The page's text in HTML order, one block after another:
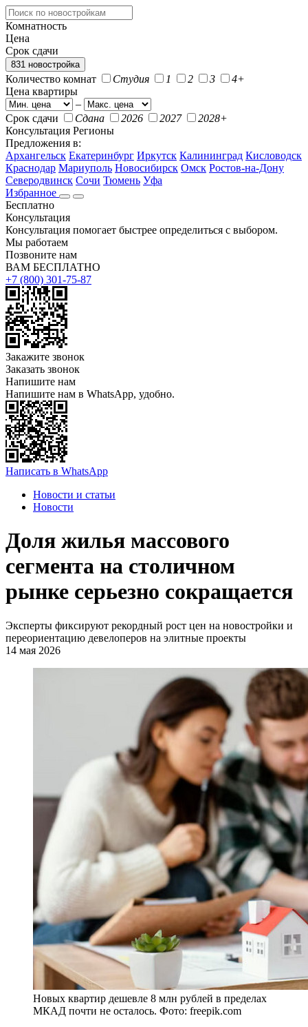
Комнатность
Цена
Срок сдачи
831 новостройка
Количество комнат Студия 1 2 3
4+
Цена квартиры
–
Срок сдачи
Сдана 2026 2027
2028+
Консультация Регионы
Предложения в:
Архангельск Екатеринбург Иркутск Калининград Кисловодск
Краснодар Мариуполь Новосибирск Омск Ростов-на-Дону
Северодвинск Сочи Тюмень Уфа
Избранное
Бесплатно
Консультация
Консультация помогает быстрее определиться с выбором.
Мы работаем
Позвоните нам
ВАМ БЕСПЛАТНО
+7 (800) 301-75-87
Закажите звонок
Заказать звонок
Напишите нам
Напишите нам в WhatsApp, удобно.
Написать в WhatsApp
Новости и статьи
Новости
Доля жилья массового
сегмента на столичном
рынке серьезно сокращается
Эксперты фиксируют рекордный рост цен на новостройки и
переориентацию девелоперов на элитные проекты
14 мая 2026
Новых квартир дешевле 8 млн рублей в пределах
МКАД почти не осталось. Фото: freepik.com